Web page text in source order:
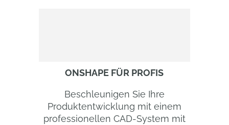
ONSHAPE FÜR PROFIS
Beschleunigen Sie Ihre
Produktentwicklung mit einem
professionellen CAD-System mit